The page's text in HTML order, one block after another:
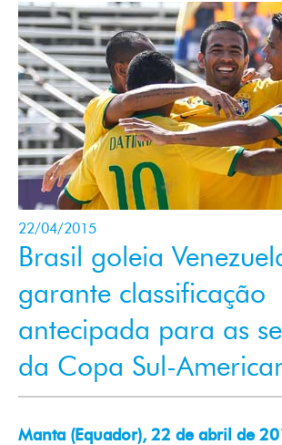
Contato
Login
22/04/2015
Brasil goleia
garante classificação
antecipada para as
da Copa Sul-
Manta (Equador), 22 de abril de